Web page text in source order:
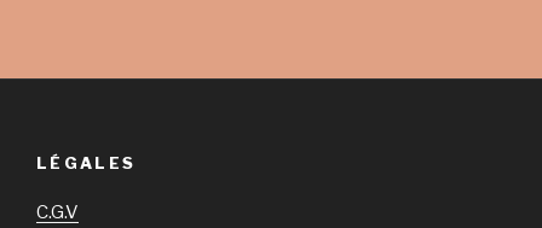
LÉGALES
C.G.V